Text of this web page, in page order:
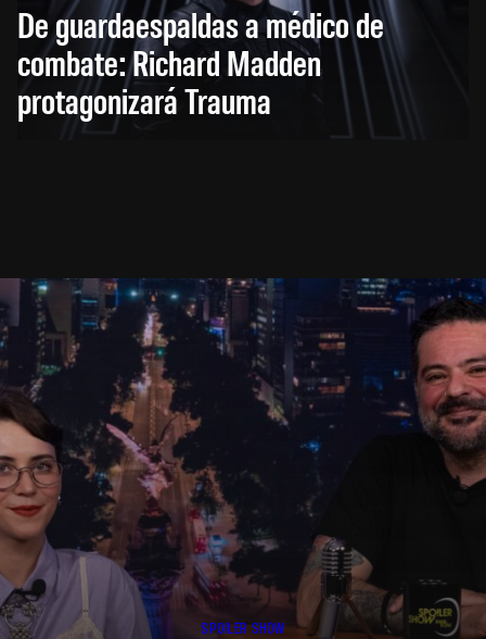
De guardaespaldas a médico de
combate: Richard Madden
protagonizará Trauma
SPOILER SHOW